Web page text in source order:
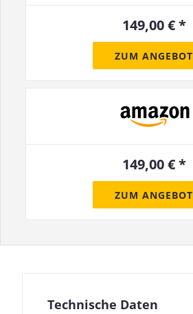
149,00 € *
ZUM ANGEBOT
149,00 € *
ZUM ANGEBOT
Technische Daten